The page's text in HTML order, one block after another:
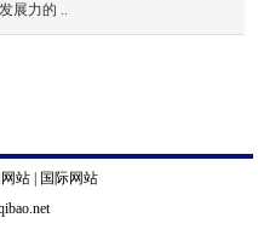
展力的 ..
站
国际网站